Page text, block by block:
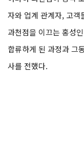
자와 업계 관계자, 고객
과천점을 이끄는 홍성
합류하게 된 과정과 그
사를 전했다.